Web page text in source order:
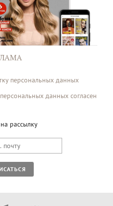
персональных данных
данных согласен
рассылку